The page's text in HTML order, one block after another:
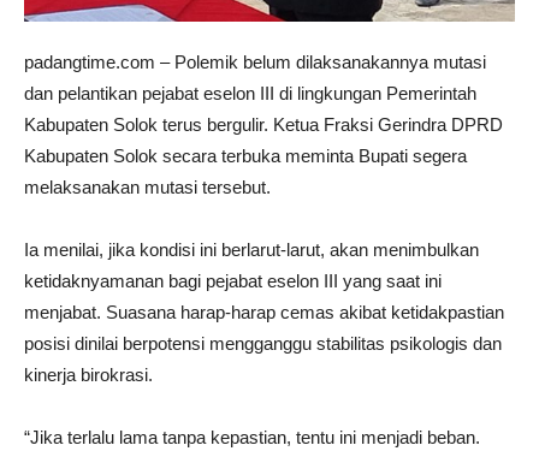
padangtime.com – Polemik belum dilaksanakannya mutasi
dan pelantikan pejabat eselon III di lingkungan Pemerintah
Kabupaten Solok terus bergulir. Ketua Fraksi Gerindra DPRD
Kabupaten Solok secara terbuka meminta Bupati segera
melaksanakan mutasi tersebut.
Ia menilai, jika kondisi ini berlarut-larut, akan menimbulkan
ketidaknyamanan bagi pejabat eselon III yang saat ini
menjabat. Suasana harap-harap cemas akibat ketidakpastian
posisi dinilai berpotensi mengganggu stabilitas psikologis dan
kinerja birokrasi.
“Jika terlalu lama tanpa kepastian, tentu ini menjadi beban.